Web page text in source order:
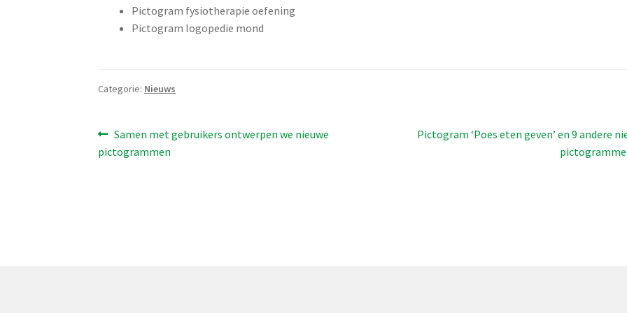
Pictogram fysiotherapie oefening
Pictogram logopedie mond
Categorie: Nieuws
Bericht
navigatie
Vorig
bericht:
Samen met gebruikers ontwerpen we nieuwe
pictogrammen
Volgend
Pictogram ‘Poes eten geven’ en 9 andere